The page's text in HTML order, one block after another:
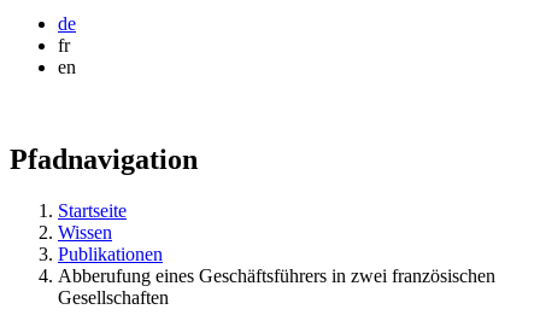
de
fr
en
Pfadnavigation
Startseite
Wissen
Publikationen
Abberufung eines Geschäftsführers in zwei französischen
Gesellschaften